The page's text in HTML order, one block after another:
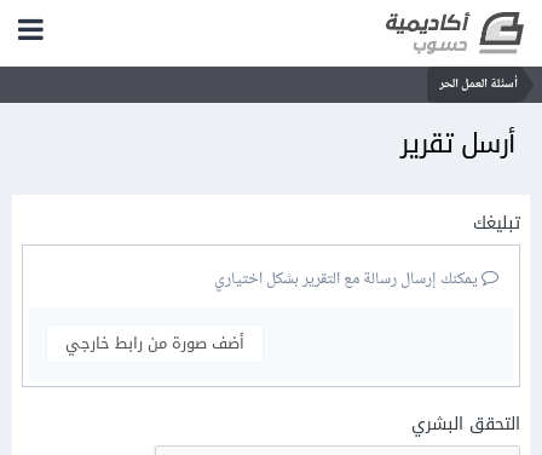
أسئلة العمل الحر
أرسل تقرير
تبليغك
يمكنك إرسال رسالة مع التقرير بشكل اختياري
أضف صورة من رابط خارجي
التحقق البشري